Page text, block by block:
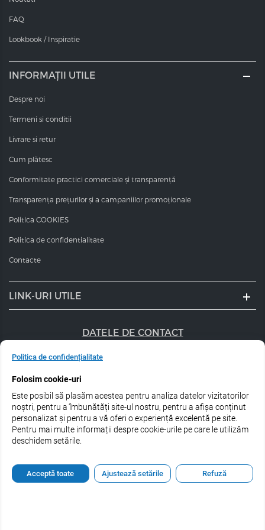
hranesc parul și scalpul.
Miros placut
plăcut. Nu veți simti amoniacul sau alte mirosuri
deranjante.
FAQ
Lookbook / Inspiratie
INFORMAȚII UTILE
Despre noi
Termeni si conditii
Livrare si retur
Cum plătesc
Conformitate practici comerciale și transparență
Transparența prețurilor și a campaniilor promoționale
Politica COOKIES
Politica de confidentialitate
Contacte
LINK-URI UTILE
DATELE DE CONTACT
+40 747 056 359
Urmărește-ne pe rețele de socializare:
Politica de confidențialitate
Folosim cookie-uri
Este posibil să plasăm acestea pentru analiza datelor vizitatorilor
noștri, pentru a îmbunătăți site-ul nostru, pentru a afișa conținut
personalizat și pentru a vă oferi o experiență excelentă pe site.
Pentru mai multe informații despre cookie-urile pe care le utilizăm
deschidem setările.
Acceptă toate Ajustează setările Refuză